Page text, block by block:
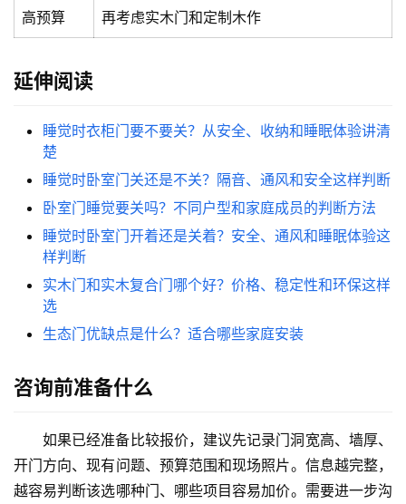
系
我
高预算 再考虑实木门和定制木作
延伸阅读
睡觉时衣柜门要不要关？从安全、收纳和睡眠体验讲清
楚
睡觉时卧室门关还是不关？隔音、通风和安全这样判断
卧室门睡觉要关吗？不同户型和家庭成员的判断方法
睡觉时卧室门开着还是关着？安全、通风和睡眠体验这
样判断
实木门和实木复合门哪个好？价格、稳定性和环保这样
选
生态门优缺点是什么？适合哪些家庭安装
咨询前准备什么
如果已经准备比较报价，建议先记录门洞宽高、墙厚、
开门方向、现有问题、预算范围和现场照片。信息越完整，
越容易判断该选哪种门、哪些项目容易加价。需要进一步沟